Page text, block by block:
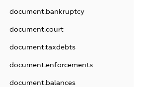
document.bankruptcy
document.court
document.taxdebts
document.enforcements
document.balances